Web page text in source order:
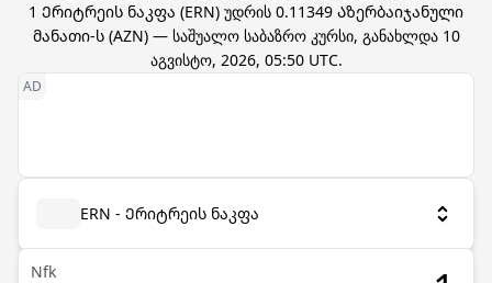
1 Ერიტრეის ნაკფა (ERN) უდრის 0.11349 Აზერბაიჯანული
მანათი-ს (AZN) — საშუალო საბაზრო კურსი, განახლდა 10
აგვისტო, 2026, 05:50 UTC.
ERN - Ერიტრეის ნაკფა
Nfk